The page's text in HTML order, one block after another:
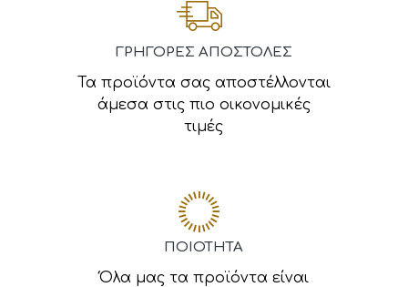
ΓΡΗΓΟΡΕΣ ΑΠΟΣΤΟΛΕΣ
Τα προϊόντα σας αποστέλλονται
άμεσα στις πιο οικονομικές
τιμές
ΠΟΙΟΤΗΤΑ
Όλα μας τα προϊόντα είναι